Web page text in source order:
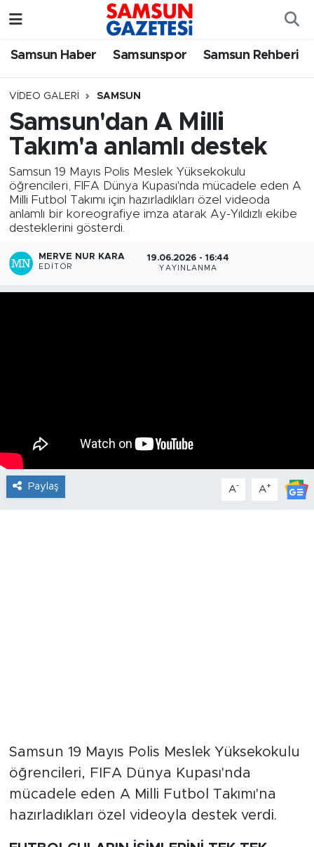
Samsun Haber Samsunspor Samsun Rehberi
VIDEO GALERI SAMSUN
Samsun'dan A Milli
Takım'a anlamlı destek
Samsun 19 Mayıs Polis Meslek Yüksekokulu
öğrencileri, FIFA Dünya Kupası'nda mücadele eden A
Milli Futbol Takımı için hazırladıkları özel videoda
anlamlı bir koreografiye imza atarak Ay-Yıldızlı ekibe
desteklerini gösterdi.
MERVE NUR KARA
EDITÖR
19.06.2026 - 16:44
YAYINLANMA
Paylaş A- A+
Samsun 19 Mayıs Polis Meslek Yüksekokulu
öğrencileri, FIFA Dünya Kupası'nda
mücadele eden A Milli Futbol Takımı'na
hazırladıkları özel videoyla destek verdi.
Samsun Haber
Samsunspor
Samsun Rehberi
Samsun Nöbetçi Eczaneler
Samsun Hava Durumu
SAMSUN Namaz Vakitleri
Süper Lig Puan Durumu ve Fikstür
Tüm Manşetler
Son Dakika Haberleri